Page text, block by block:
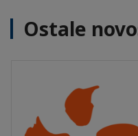
Ostale